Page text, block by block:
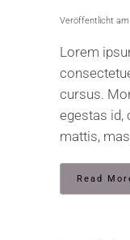
Veröffentlicht am
Lorem
cursus.
egestas id,
mattis,
Read